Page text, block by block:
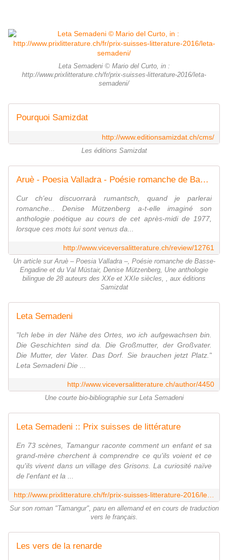
Leta Semadeni © Mario del Curto, in :
http://www.prixlitterature.ch/fr/prix-suisses-litterature-2016/leta-
semadeni/
Pourquoi Samizdat
http://www.editionsamizdat.ch/cms/
Les éditions Samizdat
Aruè - Poesia Valladra - Poésie romanche de Basse-Engadine et du Val Müstair
Cur ch'eu discuorrarà rumantsch, quand je parlerai
romanche... Denise Mützenberg a-t-elle imaginé son
anthologie poétique au cours de cet après-midi de 1977,
lorsque ces mots lui sont venus da...
http://www.viceversalitterature.ch/review/12761
Un article sur Aruè – Poesia Valladra –, Poésie romanche de Basse-
Engadine et du Val Müstair, Denise Mützenberg, Une anthologie
bilingue de 28 auteurs des XXe et XXIe siècles, , aux éditions
Samizdat
Leta Semadeni
"Ich lebe in der Nähe des Ortes, wo ich aufgewachsen bin.
Die Geschichten sind da. Die Großmutter, der Großvater.
Die Mutter, der Vater. Das Dorf. Sie brauchen jetzt Platz."
Leta Semadeni Die ...
http://www.viceversalitterature.ch/author/4450
Une courte bio-bibliographie sur Leta Semadeni
Leta Semadeni :: Prix suisses de littérature
En 73 scènes, Tamangur raconte comment un enfant et sa
grand-mère cherchent à comprendre ce qu'ils voient et ce
qu'ils vivent dans un village des Grisons. La curiosité naïve
de l'enfant et la ...
Sur son roman "Tamangur", paru en allemand et en cours de traduction
vers le français.
Les vers de la renarde